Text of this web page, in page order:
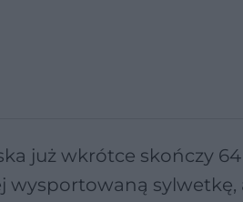
już wkrótce skończy
wysportowaną